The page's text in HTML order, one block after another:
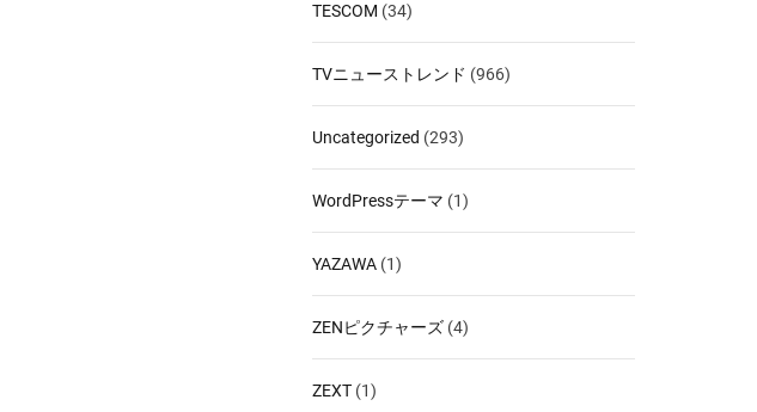
TESCOM (34)
TVニューストレンド (966)
Uncategorized (293)
WordPressテーマ (1)
YAZAWA (1)
ZENピクチャーズ (4)
ZEXT (1)